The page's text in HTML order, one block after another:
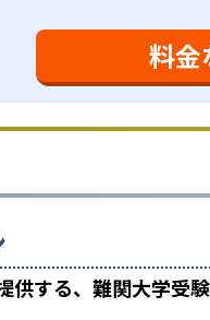
料金
供する、難関大学受